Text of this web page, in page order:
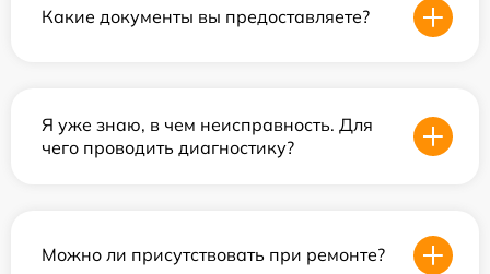
Какие документы вы предоставляете?
Я уже знаю, в чем неисправность. Для
чего проводить диагностику?
Можно ли присутствовать при ремонте?